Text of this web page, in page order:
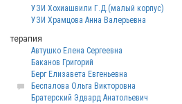
УЗИ Хохиашвили Г.Д.(малый корпус)
УЗИ Храмцова Анна Валерьевна
терапия
Автушко Елена Сергеевна
Баканов Григорий
Берг Елизавета Евгеньевна
Беспалова Ольга Викторовна
Братерский Эдвард Анатольевич